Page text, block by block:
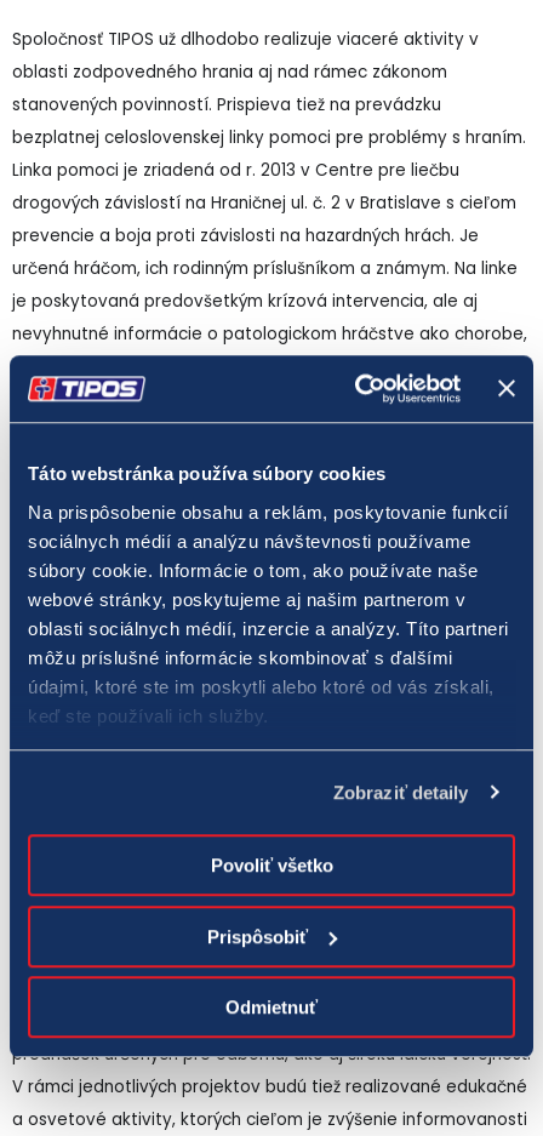
Táto webstránka používa súbory cookies
Na prispôsobenie obsahu a reklám, poskytovanie funkcií
sociálnych médií a analýzu návštevnosti používame
súbory cookie. Informácie o tom, ako používate naše
webové stránky, poskytujeme aj našim partnerom v
oblasti sociálnych médií, inzercie a analýzy. Títo partneri
môžu príslušné informácie skombinovať s ďalšími
údajmi, ktoré ste im poskytli alebo ktoré od vás získali,
keď ste používali ich služby.
Zobraziť detaily
Povoliť všetko
Prispôsobiť
Odmietnuť
Spoločnosť TIPOS už dlhodobo realizuje viaceré aktivity v
oblasti zodpovedného hrania aj nad rámec zákonom
stanovených povinností. Prispieva tiež na prevádzku
bezplatnej celoslovenskej linky pomoci pre problémy s hraním.
Linka pomoci je zriadená od r. 2013 v Centre pre liečbu
drogových závislostí na Hraničnej ul. č. 2 v Bratislave s cieľom
prevencie a boja proti závislosti na hazardných hrách. Je
určená hráčom, ich rodinným príslušníkom a známym. Na linke
je poskytovaná predovšetkým krízová intervencia, ale aj
nevyhnutné informácie o patologickom hráčstve ako chorobe,
jeho následkoch a možnostiach liečby.
Napriek všetkým týmto už realizovaným aktivitám sa
spoločnosť TIPOS v roku 2021 rozhodla pristúpiť k téme
dôrazom. Preto koncom roka 2021 nielenže rozšírila svoju
spoluprácu s Centrom pre liečbu drogových závislostí v
Bratislave, ale začala spolupracovať aj s ďalšími relevantnými
odbornými partnermi v oblasti prevencie a liečby
patologického hráčstva, konkrétne s II. Psychiatrickou klinikou
SZU Fakultnej nemocnice s poliklinikou F. D. Roosevelta v
Banskej Bystrici a Odborným liečebným ústavom
psychiatrickým, n. o. Predná Hora. Spoločnosť TIPOS týmto
subjektom darovala dokopy sumu 150 000 EUR na podporu ich
liečby patologických hráčov, terapeutické aktivity určené pre
patologických hráčov a ich rodiny, ako aj na zlepšenie
Dôležitou súčasťou podporených projektov je tiež realizácia
výskumných aktivít v oblasti patologického hráčstva, ktorých
výstupy budú spracované do rôznych publikačných výstupov a
prednášok určených pre odbornú, ako aj širokú laickú verejnosť.
V rámci jednotlivých projektov budú tiež realizované edukačné
a osvetové aktivity, ktorých cieľom je zvýšenie informovanosti